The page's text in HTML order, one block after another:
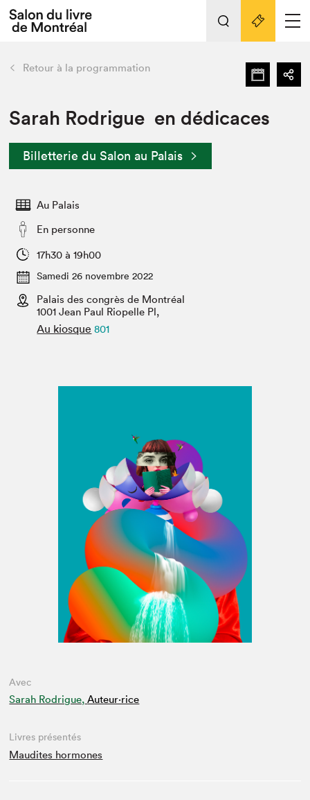
Espace exposant⋅e⋅s
Espace enseignant·e·s
Espace médias
L'événement
Préparer sa visite au Salon
Actualités
SLM PRO
retour Nos activités
Préparer sa visite
Salon dans la ville et en ligne
Projets partenaires
Liens pratiques
Retour à la programmation
Sarah Rodrigue en dédicaces
Billetterie du Salon au Palais
Au Palais
En personne
17h30 à 19h00
Samedi 26 novembre 2022
Palais des congrès de Montréal
1001 Jean Paul Riopelle Pl,
Au kiosque 801
Avec
Sarah Rodrigue, Auteur·rice
Livres présentés
Maudites hormones